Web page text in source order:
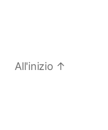
All'inizio ↑